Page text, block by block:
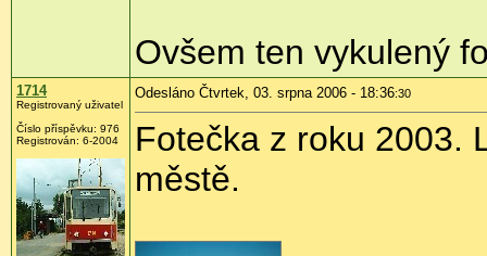
Ovšem ten vykulený
1714
Registrovaný uživatel
Číslo příspěvku: 976
Registrován: 6-2004
Odesláno Čtvrtek, 03. srpna 2006 - 18:36:30
Fotečka z roku 2003.
městě.